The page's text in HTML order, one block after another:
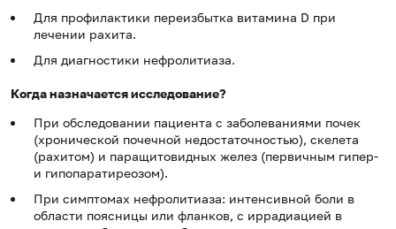
Для профилактики переизбытка витамина D при
лечении рахита.
Для диагностики нефролитиаза.
Когда назначается исследование?
При обследовании пациента с заболеваниями почек
(хронической почечной недостаточностью), скелета
(рахитом) и паращитовидных желез (первичным гипер-
и гипопаратиреозом).
При симптомах нефролитиаза: интенсивной боли в
области поясницы или фланков, с иррадиацией в